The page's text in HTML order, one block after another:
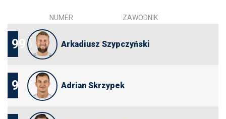
NUMER ZAWODNIK
99 Arkadiusz Szypczyński
9 Adrian Skrzypek